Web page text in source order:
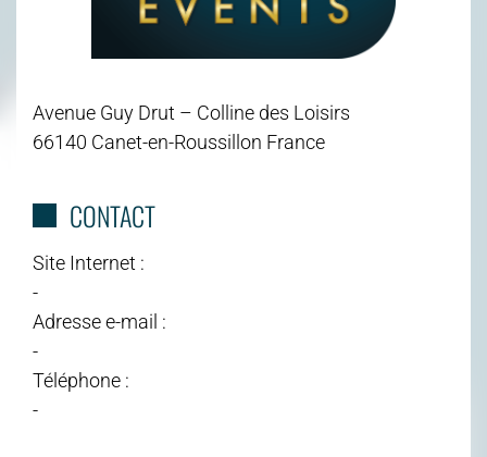
Avenue Guy Drut – Colline des Loisirs
66140 Canet-en-Roussillon France
CONTACT
Site Internet :
-
Adresse e-mail :
-
Téléphone :
-